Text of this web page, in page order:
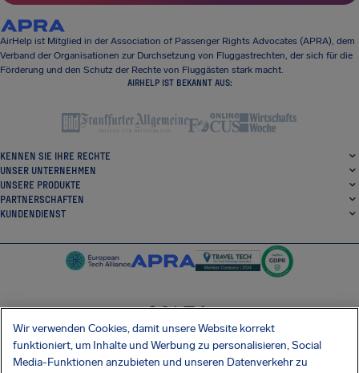
AirHelp ist Mitglied in der Association of Passenger Rights Advocates (APRA), dem
Verband der Organisationen zur Durchsetzung von Fluggastrechten, der sich für die
Förderung und den Schutz der Rechte von Fluggästen stark macht.
AIRHELP IST BEKANNT AUS:
KENNEN SIE IHRE RECHTE
UNSER UNTERNEHMEN
UNSERE PRODUKTE
PARTNERSCHAFTEN
KUNDENDIENST
SocialFacebook
SocialTwitter
SocialInstagram
SocialLinkedin
ERHALTEN SIE UNSERE KOSTENLOSE APP
Wir verwenden Cookies, damit unsere Website korrekt
funktioniert, um Inhalte und Werbung zu personalisieren, Social
Media-Funktionen anzubieten und unseren Datenverkehr zu